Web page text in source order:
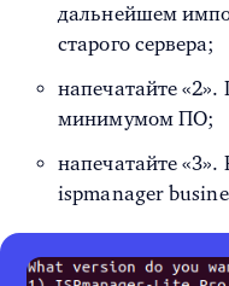
дальнейшем
старого сервера;
напечатайте «2».
минимумом ПО;
напечатайте
ispmanager